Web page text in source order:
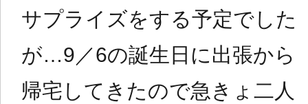
サプライズをする予定でした
が…9／6の誕生日に出張から
帰宅してきたので急きょ二人